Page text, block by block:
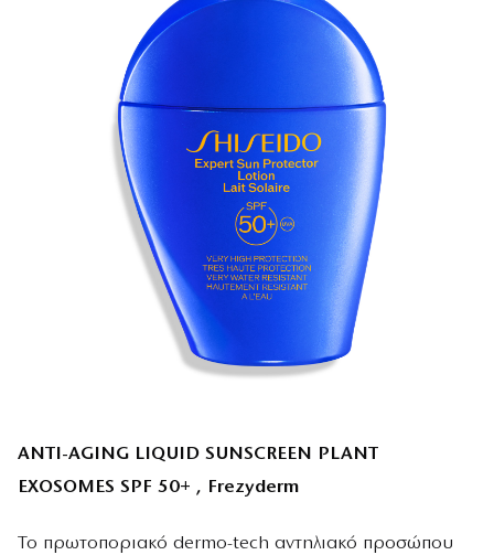
ANTI-AGING LIQUID SUNSCREEN PLANT
EXOSOMES SPF 50+ , Frezyderm
Το πρωτοποριακό dermo-tech αντηλιακό προσώπου